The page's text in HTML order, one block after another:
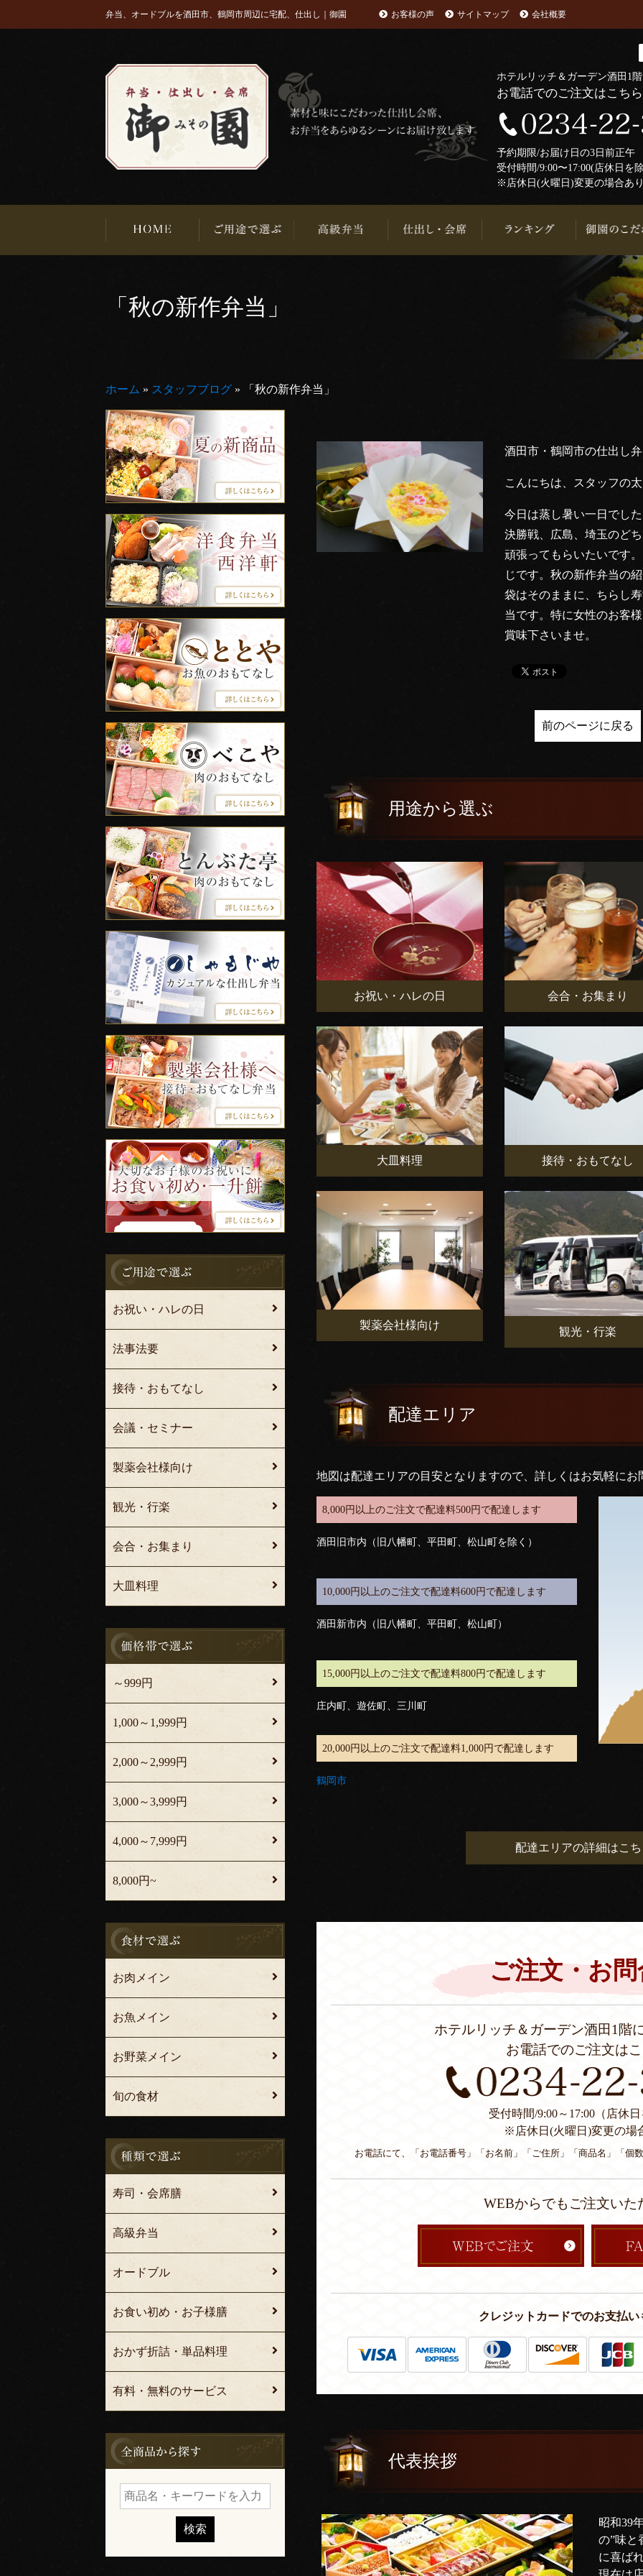
弁当、オードブルを酒田市、鶴岡市周辺に宅配、仕出し｜御園 お客様の声 サイトマップ 会社概要
ホテルリッチ＆ガーデン酒田1
お電話でのご注文はこち
予約期限/お届け日の3日前正
受付時間/9:00〜17:00(店休日を
※店休日(火曜日)変更の場合あ
「秋の新作弁当」
ホーム » スタッフブログ » 「秋の新作弁当」
酒田市・鶴岡市の仕出し
こんにちは、スタッフの
今日は蒸し暑い一日でし
決勝戦、広島、埼玉のど
頑張ってもらいたいです
じです。秋の新作弁当の
袋はそのままに、ちらし
当です。特に女性のお客
賞味下さいませ。
前のページに戻る
用途から選ぶ
お祝い・ハレの日 会合・お集まり
大皿料理 接待・おもてなし
製薬会社様向け
観光・行楽
配達エリア
地図は配達エリアの目安となりますので、詳しくはお気軽にお
8,000円以上のご注文で配達料500円で配達します
酒田旧市内（旧八幡町、平田町、松山町を除く）
10,000円以上のご注文で配達料600円で配達します
酒田新市内（旧八幡町、平田町、松山町）
15,000円以上のご注文で配達料800円で配達します
庄内町、遊佐町、三川町
20,000円以上のご注文で配達料1,000円で配達します
鶴岡市
配達エリアの詳細はこ
ご注文・お問
ホテルリッチ＆ガーデン酒田1階
お電話でのご注文は
受付時間/9:00～17:00（店休
※店休日(火曜日)変更の場
お電話にて、「お電話番号」「お名前」「ご住所」「商品名」「個
WEBからでもご注文いた
クレジットカードでのお支払い
代表挨拶
昭和39
の”味と
に喜ば
お祝い・ハレの日
法事法要
接待・おもてなし
会議・セミナー
製薬会社様向け
観光・行楽
会合・お集まり
大皿料理
～999円
1,000～1,999円
2,000～2,999円
3,000～3,999円
4,000～7,999円
8,000円~
お肉メイン
お魚メイン
お野菜メイン
旬の食材
寿司・会席膳
高級弁当
オードブル
お食い初め・お子様膳
おかず折詰・単品料理
有料・無料のサービス